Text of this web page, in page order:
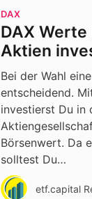
DAX
DAX Werte
Aktien
Bei der Wahl
entscheidend.
investierst Du in
Börsenwert. Da
solltest Du…
etf.capital